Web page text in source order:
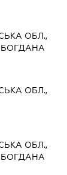
ОБЛ.,
ОБЛ.,
ОБЛ.,